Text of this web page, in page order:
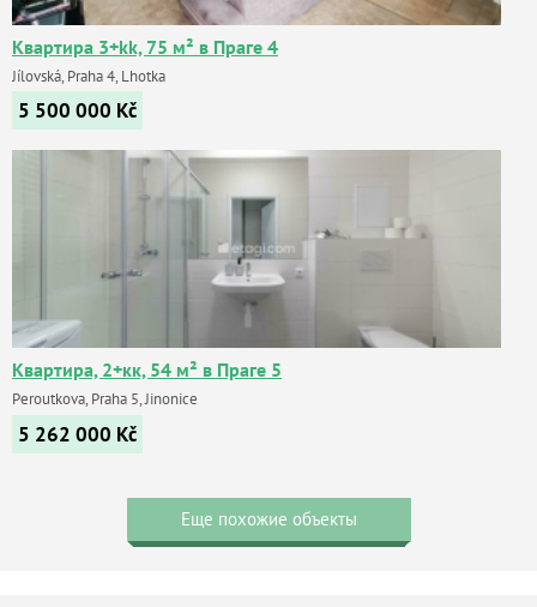
Квартира 3+kk, 75 м² в Праге 4
Jílovská, Praha 4, Lhotka
5 500 000 Kč
Квартира, 2+кк, 54 м² в Праге 5
Peroutkova, Praha 5, Jinonice
5 262 000 Kč
Еще похожие объекты